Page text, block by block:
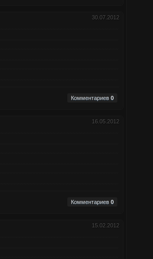
30.07.2012
Комментариев 0
16.05.2012
Комментариев 0
15.02.2012